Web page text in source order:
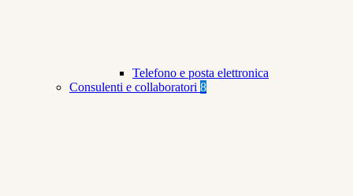
Telefono e posta elettronica
Consulenti e collaboratori 8